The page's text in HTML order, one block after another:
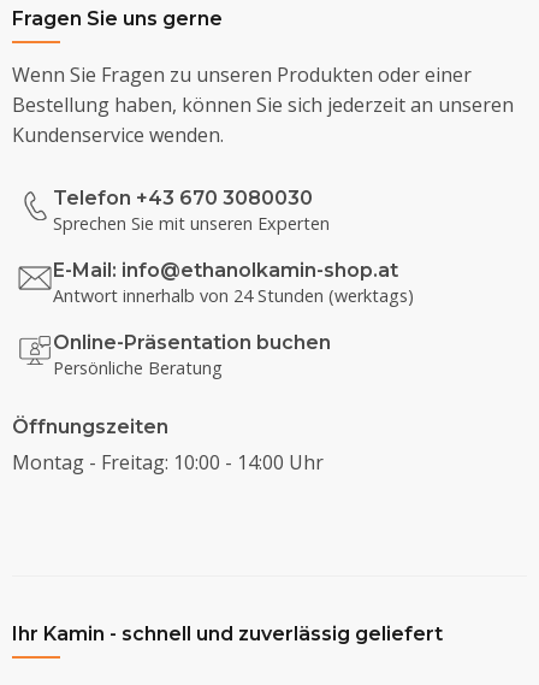
Fragen Sie uns gerne
Wenn Sie Fragen zu unseren Produkten oder einer
Bestellung haben, können Sie sich jederzeit an unseren
Kundenservice wenden.
Telefon +43 670 3080030
Sprechen Sie mit unseren Experten
E-Mail: info@ethanolkamin-shop.at
Antwort innerhalb von 24 Stunden (werktags)
Online-Präsentation buchen
Persönliche Beratung
Öffnungszeiten
Montag - Freitag: 10:00 - 14:00 Uhr
Ihr Kamin - schnell und zuverlässig geliefert